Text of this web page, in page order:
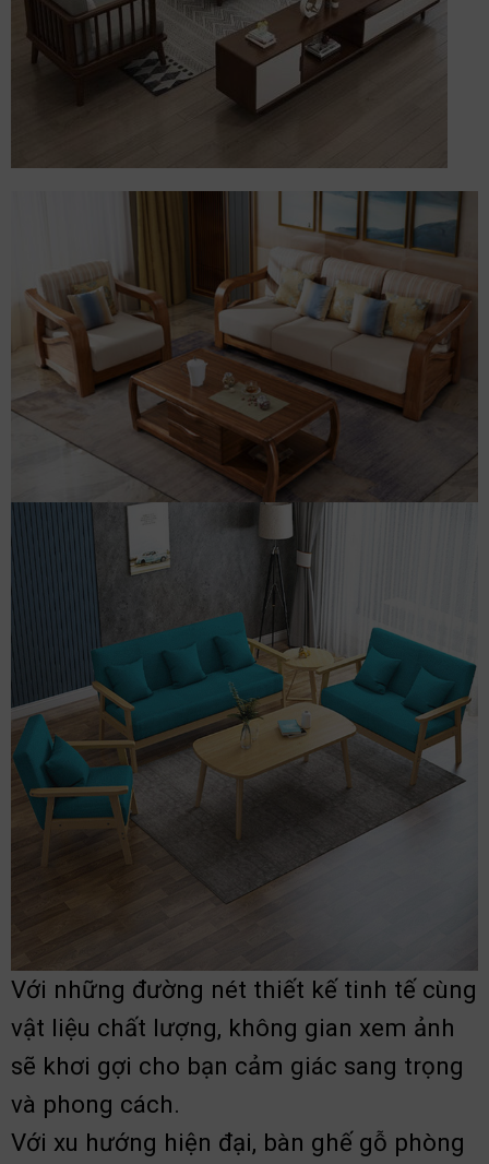
Với những đường nét thiết kế tinh tế cùng
vật liệu chất lượng, không gian xem ảnh
sẽ khơi gợi cho bạn cảm giác sang trọng
và phong cách.
Với xu hướng hiện đại, bàn ghế gỗ phòng